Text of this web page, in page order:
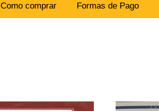
Como comprar Formas de Pago